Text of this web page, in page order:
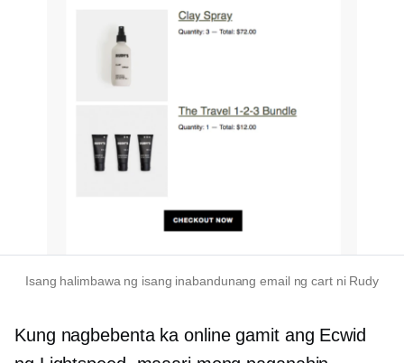
Isang halimbawa ng isang inabandunang email ng cart ni Rudy
Kung nagbebenta ka online gamit ang Ecwid